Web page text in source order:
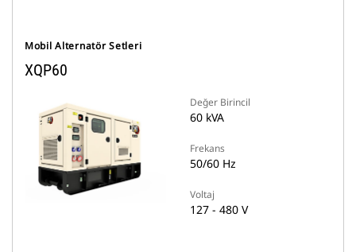
Mobil Alternatör Setleri
XQP60
Değer Birincil
60 kVA
Frekans
50/60 Hz
Voltaj
127 - 480 V